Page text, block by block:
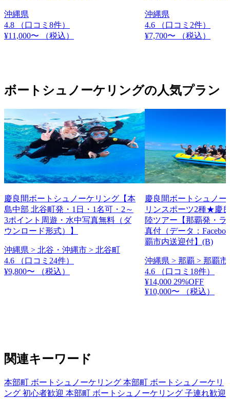
沖縄県
4.8
（口コミ8件）
¥11,000〜
（税込）
沖縄県
4.6
（口コミ2件）
¥7,700〜
（税込）
ボートシュノーケリングの人気プラン
慶良間ボートシュノーケリング【本
島中部 北谷町発・1日・1名可・2～
3ポイント周遊・水中写真無料（ダ
ウンロード形式）】
沖縄県 > 北谷・沖縄市 > 北谷町
4.6
（口コミ24件）
¥9,800〜
（税込）
慶良間ボートシュノー
リンスポーツ2種★慶
陸ツアー【那覇発・ラ
真付（データ：
覇市内送迎付】(B)
沖縄県 > 那覇 > 那覇市
4.6
（口コミ18件）
¥14,000 29%OFF
¥10,000〜
（税込）
関連キーワード
本部町 ボートシュノーケリング 本部町 ボートシュノーケリ
ング 初心者歓迎 本部町 ボートシュノーケリング 子連れ歓迎